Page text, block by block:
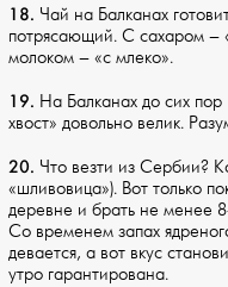
18. Чай на Балканах
потрясающий. С сахаром –
молоком – «с млеко».
19. На Балканах до сих пор
хвост» довольно велик.
20. Что везти из Сербии?
«шливовица»). Вот только
деревне и брать не менее
Со временем запах
девается, а вот вкус
утро гарантирована.